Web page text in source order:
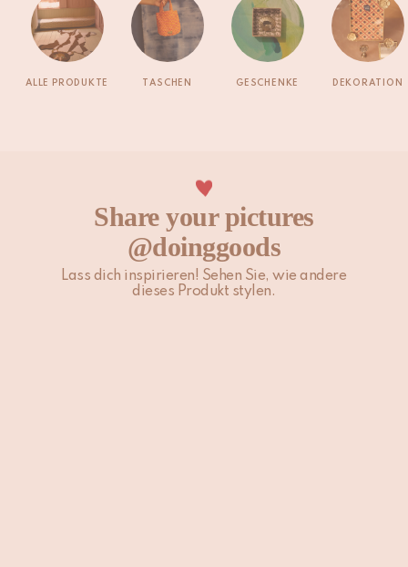
ALLE PRODUKTE TASCHEN GESCHENKE DEKORATION
Share your pictures
@doinggoods
Lass dich inspirieren! Sehen Sie, wie andere
dieses Produkt stylen.